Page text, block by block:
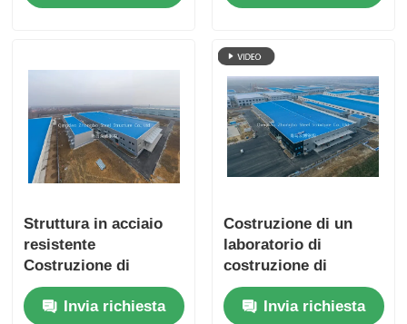
preconfezionati per
spazi
personalizzabili per
industriali
Struttura in acciaio
resistente
Costruzione di
laboratori con
soluzioni in acciaio
Invia richiesta
Costruzione di un
laboratorio di
costruzione di
strutture in acciaio
preconfezionate, che
Invia richiesta